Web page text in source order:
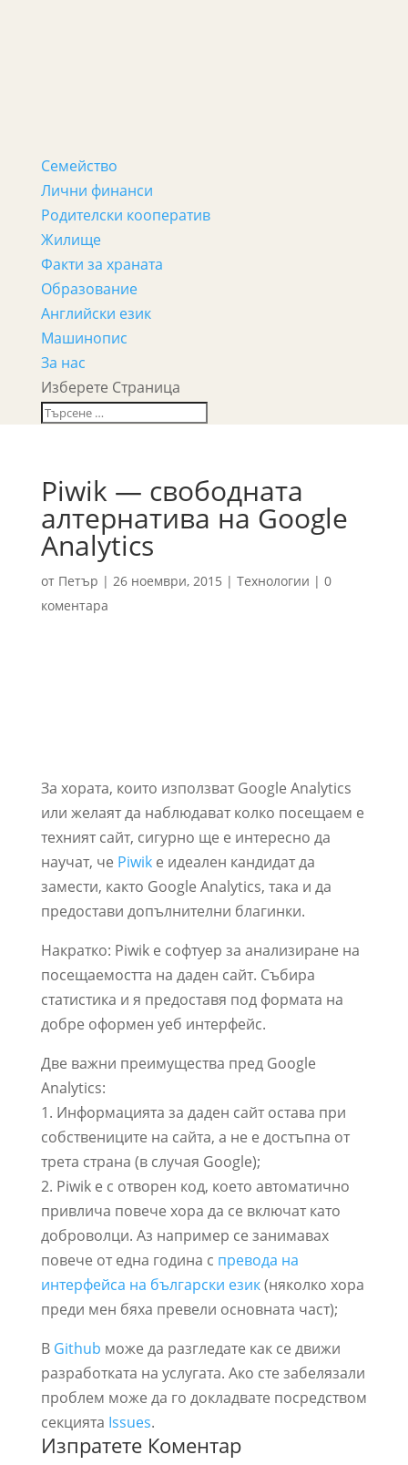
Семейство
Лични финанси
Родителски кооператив
Жилище
Факти за храната
Образование
Английски език
Машинопис
За нас
Изберете Страница
Piwik — свободната
алтернатива на Google
Analytics
от Петър | 26 ноември, 2015 | Технологии | 0
коментара
За хората, които използват Google Analytics
или желаят да наблюдават колко посещаем е
техният сайт, сигурно ще е интересно да
научат, че Piwikе идеален кандидат да
замести, както Google Analytics, така и да
предостави допълнителни благинки.
Накратко: Piwik е софтуер за анализиране на
посещаемостта на даден сайт. Събира
статистика и я предоставя под формата на
добре оформен уеб интерфейс.
Две важни преимущества пред Google
Analytics:
1. Информацията за даден сайт остава при
собствениците на сайта, а не е достъпна от
трета страна (в случая Google);
2. Piwik е с отворен код, което автоматично
привлича повече хора да се включат като
доброволци. Аз например се занимавах
повече от една година с превода на
интерфейса на български език(няколко хора
преди мен бяха превели основната част);
В Github може да разгледате как се движи
разработката на услугата. Ако сте забелязали
проблем може да го докладвате посредством
секцията Issues.
Изпратете Коментар